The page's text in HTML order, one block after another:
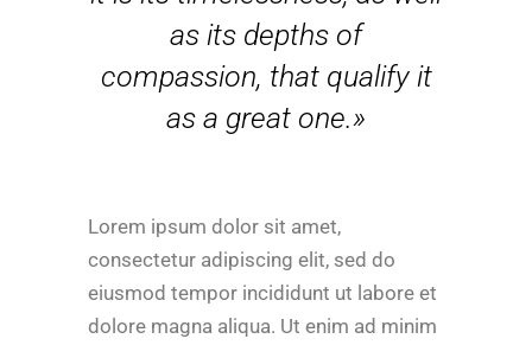
as its depths of
compassion, that qualify it
as a great one.»
Lorem ipsum dolor sit amet,
consectetur adipiscing elit, sed do
eiusmod tempor incididunt ut labore et
dolore magna aliqua. Ut enim ad minim